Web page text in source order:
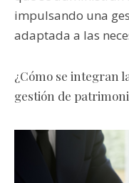
impulsando una
adaptada a las
¿Cómo se integran
gestión de